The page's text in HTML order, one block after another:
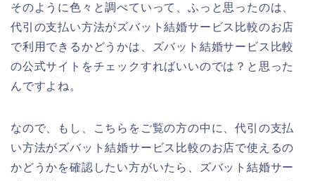
そのように色々と調べていって、ふっと思ったのは、
代引の支払い方法がズバット結婚サービス比較のお店
で利用できるかどうかは、ズバット結婚サービス比較
の公式サイトをチェックすればいいのでは？と思った
んですよね。
なので、もし、こちらをご覧の方の中に、代引の支払
い方法がズバット結婚サービス比較のお店で使えるの
かどうかを確認したい方がいたら、ズバット結婚サー